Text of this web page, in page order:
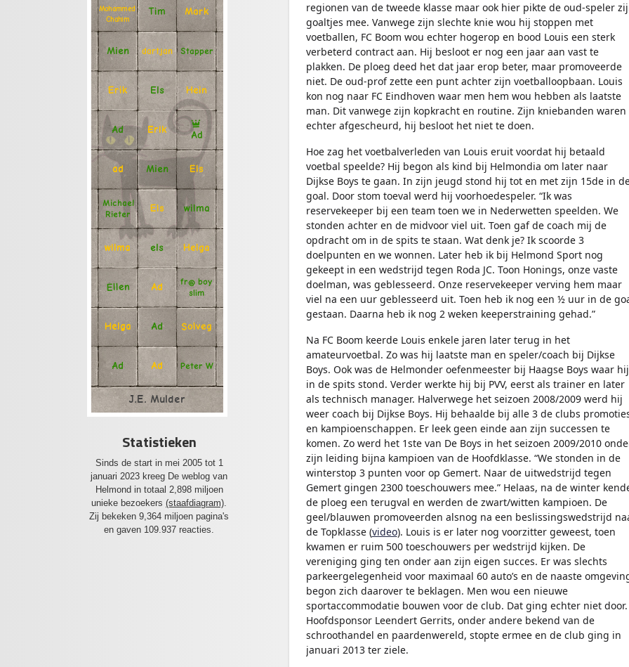
Mohammed
Chahim
Tim Mark
Mien dartjan Stapper
Erik Els Hein
Ad Erik
Ad
ad Mien Els
Michael
Rieter
Els wilma
wilma els Helga
Ellen Ad fr@ boy
slim
Helga Ad Solveg
Ad Ad Peter W
J.E. Mulder
Statistieken
Sinds de start in mei 2005 tot 1
januari 2023 kreeg De weblog van
Helmond in totaal 2,898 miljoen
unieke bezoekers (staafdiagram)
Zij bekeken 9,364 miljoen pagina's
en gaven 109.937 reacties.
regionen van de tweede klasse maar ook hier pikte de oud-speler
goaltjes mee. Vanwege zijn slechte knie wou hij stoppen met
voetballen, FC Boom wou echter hogerop en bood Louis een sterk
verbeterd contract aan. Hij besloot er nog een jaar aan vast te
plakken. De ploeg deed het dat jaar erop beter, maar promoveerde
niet. De oud-prof zette een punt achter zijn voetballoopbaan. Louis
kon nog naar FC Eindhoven waar men hem wou hebben als laatste
man. Dit vanwege zijn kopkracht en routine. Zijn kniebanden waren
echter afgescheurd, hij besloot het niet te doen.
Hoe zag het voetbalverleden van Louis eruit voordat hij betaald
voetbal speelde? Hij begon als kind bij Helmondia om later naar
Dijkse Boys te gaan. In zijn jeugd stond hij tot en met zijn 15de in
goal. Door stom toeval werd hij voorhoedespeler. “Ik was
reservekeeper bij een team toen we in Nederwetten speelden. We
stonden achter en de midvoor viel uit. Toen gaf de coach mij de
opdracht om in de spits te staan. Wat denk je? Ik scoorde 3
doelpunten en we wonnen. Later heb ik bij Helmond Sport nog
gekeept in een wedstrijd tegen Roda JC. Toon Honings, onze vaste
doelman, was geblesseerd. Onze reservekeeper verving hem maar
viel na een uur geblesseerd uit. Toen heb ik nog een ½ uur in de
gestaan. Daarna heb ik nog 2 weken keeperstraining gehad.”
Na FC Boom keerde Louis enkele jaren later terug in het
amateurvoetbal. Zo was hij laatste man en speler/coach bij Dijkse
Boys. Ook was de Helmonder oefenmeester bij Haagse Boys waar hij
in de spits stond. Verder werkte hij bij PVV, eerst als trainer en later
als technisch manager. Halverwege het seizoen 2008/2009 werd hij
weer coach bij Dijkse Boys. Hij behaalde bij alle 3 de clubs
en kampioenschappen. Er leek geen einde aan zijn successen te
komen. Zo werd het 1ste van De Boys in het seizoen 2009/2010
zijn leiding bijna kampioen van de Hoofdklasse. “We stonden in de
winterstop 3 punten voor op Gemert. Naar de uitwedstrijd tegen
Gemert gingen 2300 toeschouwers mee.” Helaas, na de winter
de ploeg een terugval en werden de zwart/witten kampioen. De
geel/blauwen promoveerden alsnog na een beslissingswedstrijd
de Topklasse (video). Louis is er later nog voorzitter geweest, toen
kwamen er ruim 500 toeschouwers per wedstrijd kijken. De
vereniging ging ten onder aan zijn eigen succes. Er was slechts
parkeergelegenheid voor maximaal 60 auto’s en de naaste
begon zich daarover te beklagen. Men wou een nieuwe
sportaccommodatie bouwen voor de club. Dat ging echter niet door.
Hoofdsponsor Leendert Gerrits, onder andere bekend van de
schroothandel en paardenwereld, stopte ermee en de club ging in
januari 2013 ter ziele.